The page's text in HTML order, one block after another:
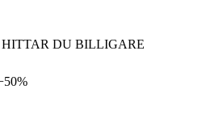
DU BILLIGARE